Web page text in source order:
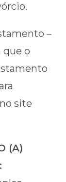
–
o
site
(A)